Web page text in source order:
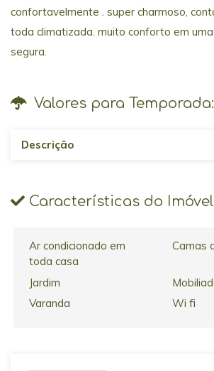
confortavelmente . super charmoso,
toda climatizada. muito conforto em
segura.
Valores para Temporada:
Descrição
Características do Imóvel
Ar condicionado em
toda casa
Camas
Jardim
Varanda
Wi fi